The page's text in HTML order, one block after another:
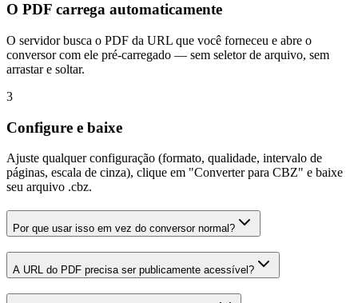
O PDF carrega automaticamente
O servidor busca o PDF da URL que você forneceu e abre o
conversor com ele pré-carregado — sem seletor de arquivo, sem
arrastar e soltar.
3
Configure e baixe
Ajuste qualquer configuração (formato, qualidade, intervalo de
páginas, escala de cinza), clique em "Converter para CBZ" e baixe
seu arquivo .cbz.
Por que usar isso em vez do conversor normal?
A URL do PDF precisa ser publicamente acessível?